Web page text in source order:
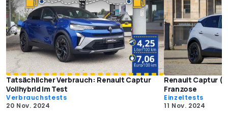
Tatsächlicher Verbrauch: Renault Captur
Vollhybrid im Test
Verbrauchstests
20 Nov. 2024
Renault Captur
Franzose
Einzeltests
11 Nov. 2024